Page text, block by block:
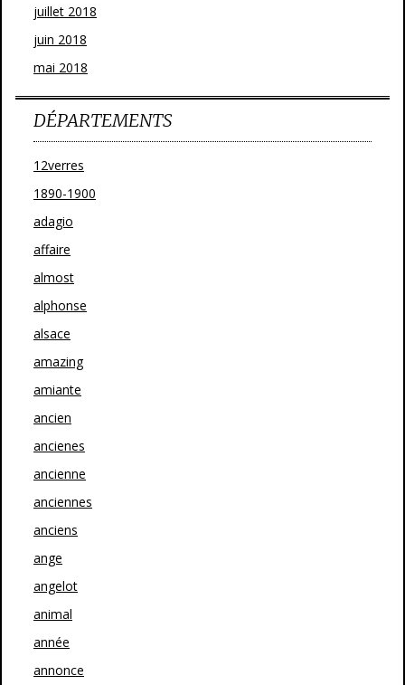
juillet 2018
juin 2018
mai 2018
DÉPARTEMENTS
12verres
1890-1900
adagio
affaire
almost
alphonse
alsace
amazing
amiante
ancien
ancienes
ancienne
anciennes
anciens
ange
angelot
animal
année
annonce